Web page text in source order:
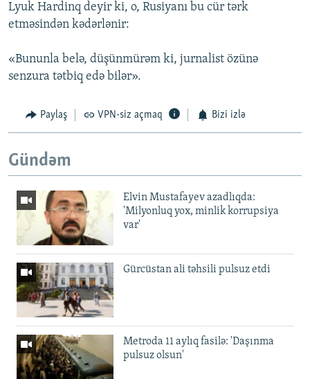
Lyuk Hardinq deyir ki, o, Rusiyanı bu cür tərk
etməsindən kədərlənir:
«Bununla belə, düşünmürəm ki, jurnalist özünə
senzura tətbiq edə bilər».
Paylaş VPN-siz açmaq Bizi izlə
Gündəm
Elvin Mustafayev azadlıqda:
'Milyonluq yox, minlik korrupsiya
var'
Gürcüstan ali təhsili pulsuz etdi
Metroda 11 aylıq fasilə: 'Daşınma
pulsuz olsun'